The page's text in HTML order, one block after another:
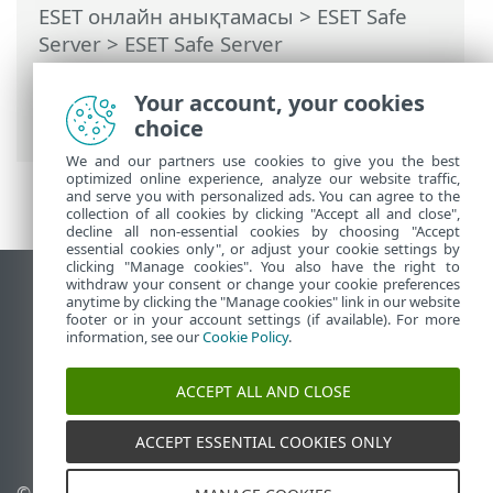
ESET онлайн анықтамасы > ESET Safe
Server>ESET Safe Server
бағдарламасымен жұмыс істеу>
Кеңейтілген орнату>Қорғаныстар>
ThreatSense> Тазалау деңгейлері
Жұмыс үстеліндегі сайтты қарау
End of Life
ESET білім қоры
ESET форумы
ESET Status Portal
Аймақтық қолдау
Your account, your cookies
choice
We and our partners use cookies to give you the best
optimized online experience, analyze our website traffic,
and serve you with personalized ads. You can agree to the
collection of all cookies by clicking "Accept all and close",
decline all non-essential cookies by choosing "Accept
essential cookies only", or adjust your cookie settings by
clicking "Manage cookies". You also have the right to
withdraw your consent or change your cookie preferences
anytime by clicking the "Manage cookies" link in our website
footer or in your account settings (if available). For more
information, see ourCookie Policy.
ACCEPT ALL AND CLOSE
ACCEPT ESSENTIAL COOKIES ONLY